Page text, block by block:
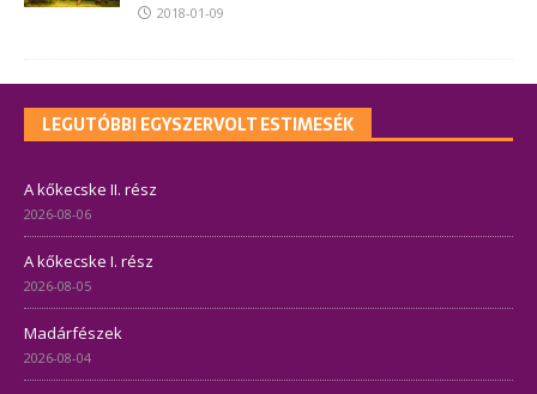
2018-01-09
LEGUTÓBBI EGYSZERVOLT ESTIMESÉK
A kőkecske II. rész
2026-08-06
A kőkecske I. rész
2026-08-05
Madárfészek
2026-08-04